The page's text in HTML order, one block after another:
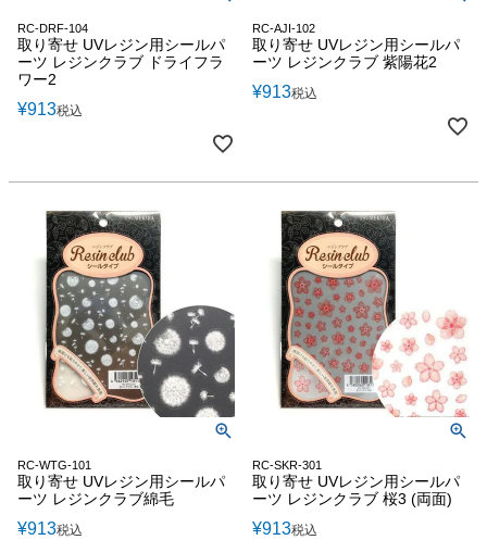
RC-DRF-104
取り寄せ UVレジン用シールパ
ーツ レジンクラブ ドライフラ
ワー2
¥913税込
RC-AJI-102
取り寄せ UVレジン用シールパ
ーツ レジンクラブ 紫陽花2
¥913税込
RC-WTG-101
取り寄せ UVレジン用シールパ
ーツ レジンクラブ綿毛
¥913税込
RC-SKR-301
取り寄せ UVレジン用シールパ
ーツ レジンクラブ 桜3 (両面)
¥913税込